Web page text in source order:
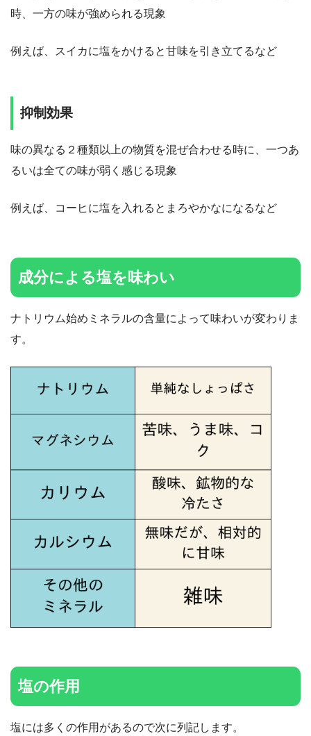
時、一方の味が強められる現象
例えば、スイカに塩をかけると甘味を引き立てるなど
抑制効果
味の異なる２種類以上の物質を混ぜ合わせる時に、一つあ
るいは全ての味が弱く感じる現象
例えば、コーヒに塩を入れるとまろやかなになるなど
成分による塩を味わい
ナトリウム始めミネラルの含量によって味わいが変わりま
す。
塩の作用
塩には多くの作用があるので次に列記します。